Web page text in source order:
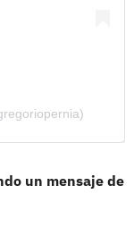
un mensaje de